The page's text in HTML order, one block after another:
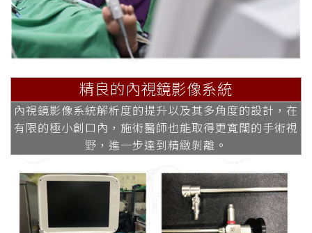
精良的內視鏡影像系統
內視鏡影像系統解析度的提升以及其多角度的設計，在
有限的極小創口內，施術醫師也能取得更寬闊的手術視
野，進一步達到精緻剝離。